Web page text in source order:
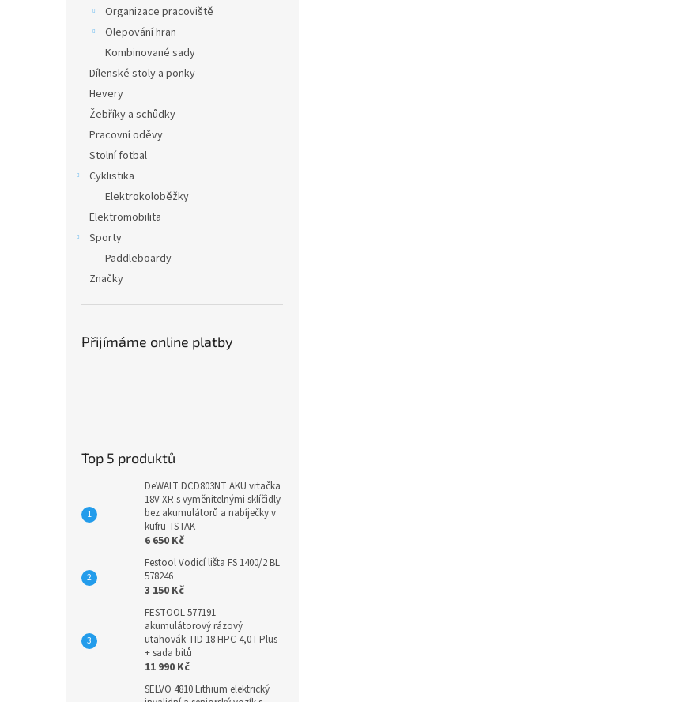
Organizace pracoviště
Olepování hran
Kombinované sady
Dílenské stoly a ponky
Hevery
Žebříky a schůdky
Pracovní oděvy
Stolní fotbal
Cyklistika
Elektrokoloběžky
Elektromobilita
Sporty
Paddleboardy
Značky
Přijímáme online platby
Top 5 produktů
DeWALT DCD803NT AKU vrtačka
18V XR s vyměnitelnými sklíčidly
bez akumulátorů a nabíječky v
kufru TSTAK
6 650 Kč
Festool Vodicí lišta FS 1400/2 BL
578246
3 150 Kč
FESTOOL 577191
akumulátorový rázový
utahovák TID 18 HPC 4,0 I-Plus
+ sada bitů
11 990 Kč
SELVO 4810 Lithium elektrický